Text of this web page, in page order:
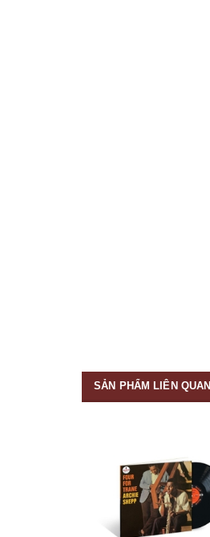
SẢN PHẨM LIÊN QUAN